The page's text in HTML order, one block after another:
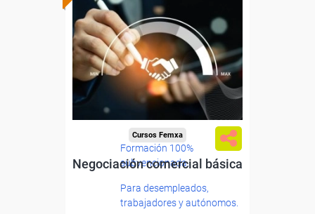
Formación 100%
subvencionada.
Para desempleados,
trabajadores y autónomos.
Cursos Femxa
Negociación comercial básica